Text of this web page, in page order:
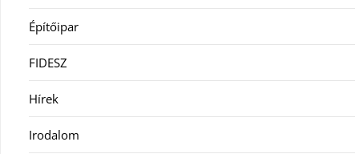
Építőipar
FIDESZ
Hírek
Irodalom